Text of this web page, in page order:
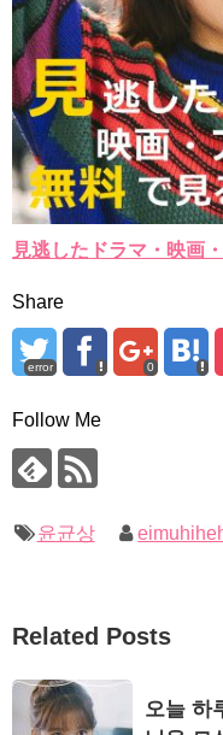
見逃したドラマ・映画
Share
error 0
Follow Me
윤균상
Related Posts
오늘 하